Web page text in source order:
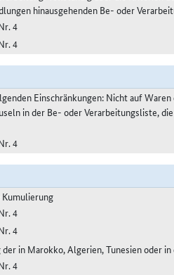
hinausgehenden Be- oder
4
4
Einschränkungen: Nicht auf
in der Be- oder Verarbeitungsliste,
4
4
4
in Marokko, Algerien, Tunesien oder
4